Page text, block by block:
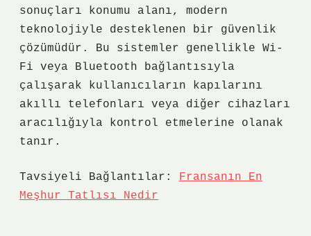
sonuçları konumu alanı, modern
teknolojiyle desteklenen bir güvenlik
çözümüdür. Bu sistemler genellikle Wi-
Fi veya Bluetooth bağlantısıyla
çalışarak kullanıcıların kapılarını
akıllı telefonları veya diğer cihazları
aracılığıyla kontrol etmelerine olanak
tanır.
Tavsiyeli Bağlantılar: Fransanın En
Meşhur Tatlısı Nedir